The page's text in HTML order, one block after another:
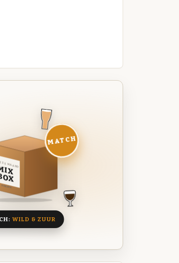
MAAND
8 BIEREN
MATCH
WILD & ZUUR